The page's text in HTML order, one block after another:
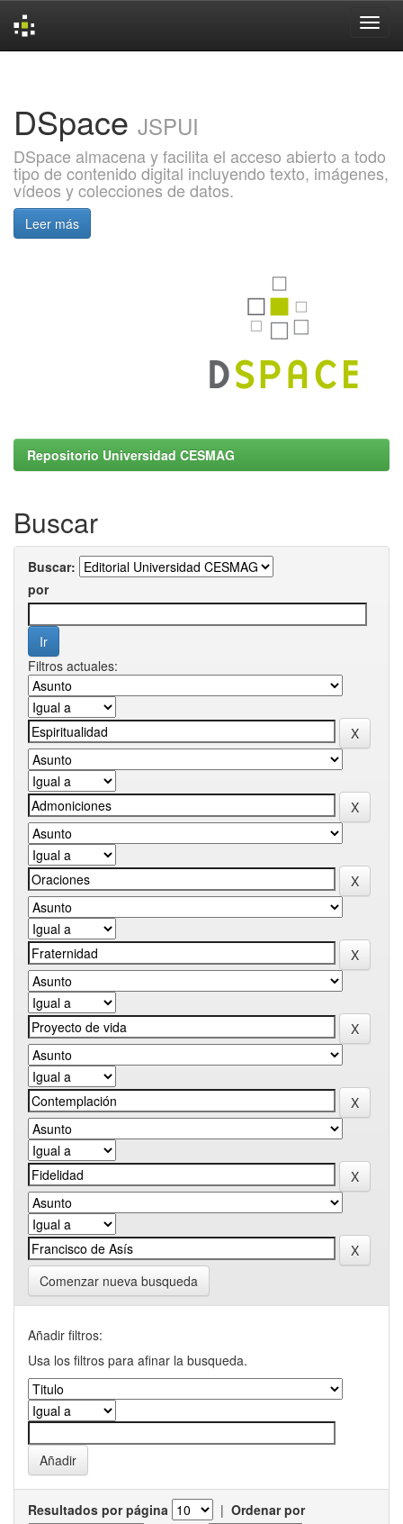
DSpace JSPUI
DSpace almacena y facilita el acceso abierto a todo
tipo de contenido digital incluyendo texto, imágenes,
vídeos y colecciones de datos.
Leer más
Repositorio Universidad CESMAG
Buscar
Buscar:
por
Filtros actuales:
Comenzar nueva busqueda
Añadir filtros:
Usa los filtros para afinar la busqueda.
Resultados por página | Ordenar por